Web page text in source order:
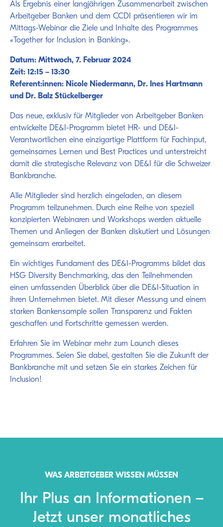
Als Ergebnis einer langjährigen Zusammenarbeit zwischen
Arbeitgeber Banken und dem CCDI präsentieren wir im
Mittags-Webinar die Ziele und Inhalte des Programmes
«Together for Inclusion in Banking».
Datum: Mittwoch, 7. Februar 2024
Zeit: 12:15 – 13:30
Referent:innen: Nicole Niedermann, Dr. Ines Hartmann
und Dr. Balz Stückelberger
Das neue, exklusiv für Mitglieder von Arbeitgeber Banken
entwickelte DE&I-Programm bietet HR- und DE&I-
Verantwortlichen eine einzigartige Plattform für Fachinput,
gemeinsames Lernen und Best Practices und unterstreicht
damit die strategische Relevanz von DE&I für die Schweizer
Bankbranche.
Alle Mitglieder sind herzlich eingeladen, an diesem
Programm teilzunehmen. Durch eine Reihe von speziell
konzipierten Webinaren und Workshops werden aktuelle
Themen und Anliegen der Banken diskutiert und Lösungen
gemeinsam erarbeitet.
Ein wichtiges Fundament des DE&I-Programms bildet das
HSG Diversity Benchmarking, das den Teilnehmenden
einen umfassenden Überblick über die DE&I-Situation in
ihren Unternehmen bietet. Mit dieser Messung und einem
starken Bankensample sollen Transparenz und Fakten
geschaffen und Fortschritte gemessen werden.
Erfahren Sie im Webinar mehr zum Launch dieses
Programmes. Seien Sie dabei, gestalten Sie die Zukunft der
Bankbranche mit und setzen Sie ein starkes Zeichen für
Inclusion!
WAS ARBEITGEBER WISSEN MÜSSEN
Ihr Plus an Informationen –
Jetzt unser monatliches